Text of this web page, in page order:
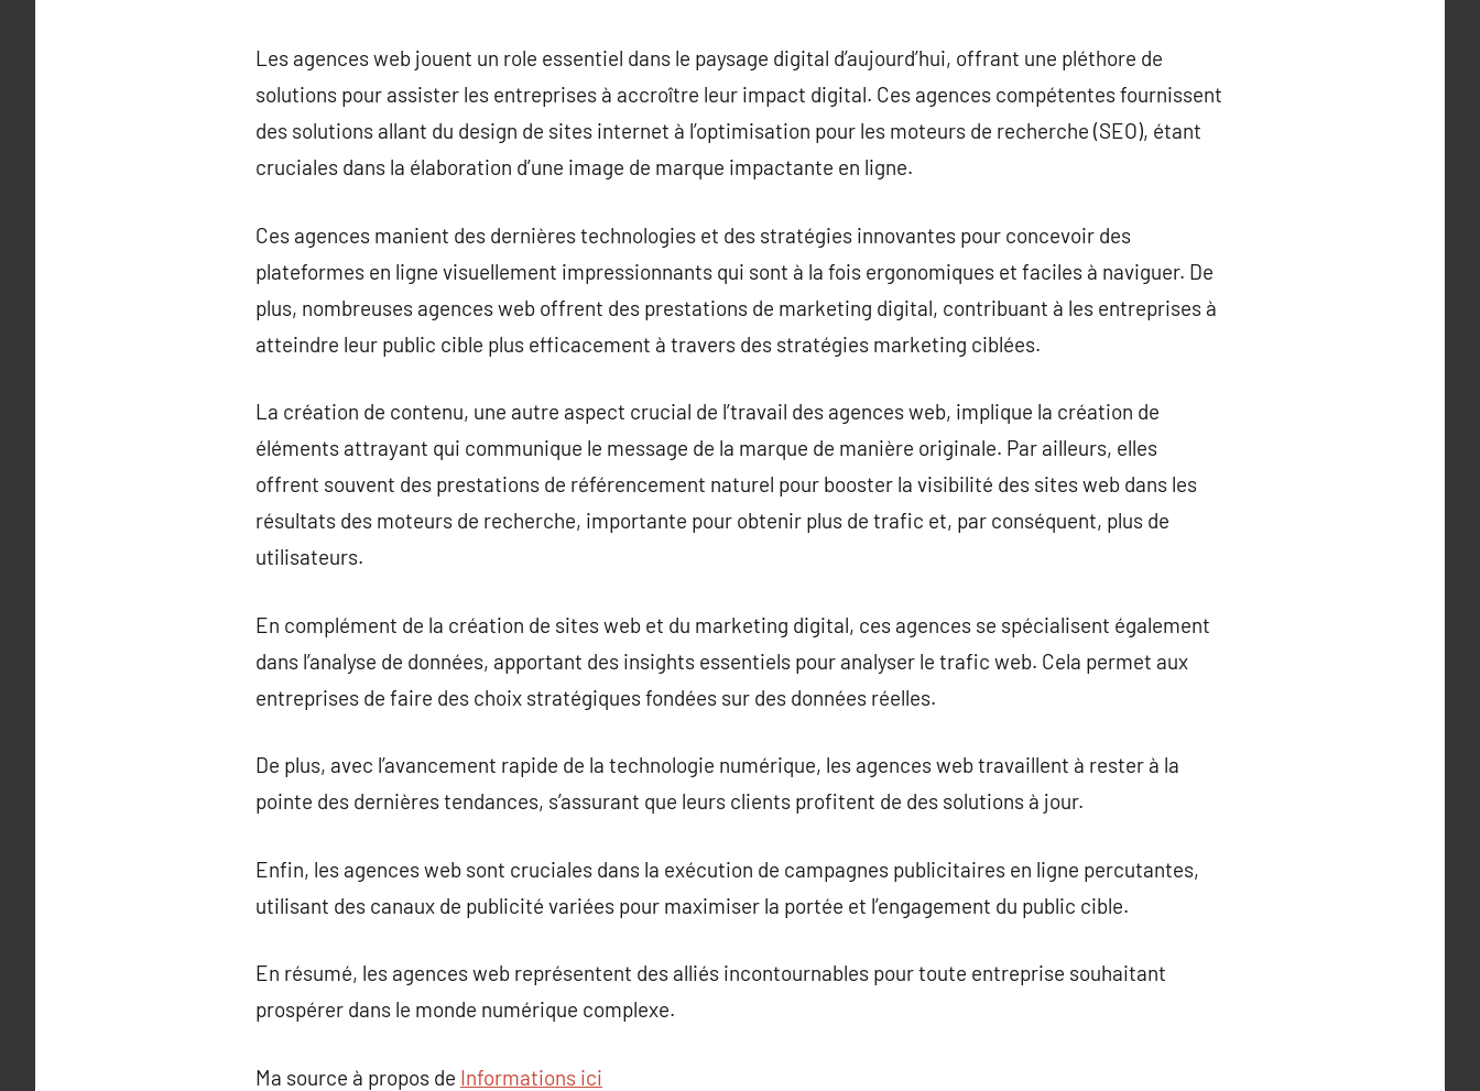
Les agences web jouent un role essentiel dans le paysage digital d’aujourd’hui, offrant une pléthore de
solutions pour assister les entreprises à accroître leur impact digital. Ces agences compétentes fournissent
des solutions allant du design de sites internet à l’optimisation pour les moteurs de recherche (SEO), étant
cruciales dans la élaboration d’une image de marque impactante en ligne.
Ces agences manient des dernières technologies et des stratégies innovantes pour concevoir des
plateformes en ligne visuellement impressionnants qui sont à la fois ergonomiques et faciles à naviguer. De
plus, nombreuses agences web offrent des prestations de marketing digital, contribuant à les entreprises à
atteindre leur public cible plus efficacement à travers des stratégies marketing ciblées.
La création de contenu, une autre aspect crucial de l’travail des agences web, implique la création de
éléments attrayant qui communique le message de la marque de manière originale. Par ailleurs, elles
offrent souvent des prestations de référencement naturel pour booster la visibilité des sites web dans les
résultats des moteurs de recherche, importante pour obtenir plus de trafic et, par conséquent, plus de
utilisateurs.
En complément de la création de sites web et du marketing digital, ces agences se spécialisent également
dans l’analyse de données, apportant des insights essentiels pour analyser le trafic web. Cela permet aux
entreprises de faire des choix stratégiques fondées sur des données réelles.
De plus, avec l’avancement rapide de la technologie numérique, les agences web travaillent à rester à la
pointe des dernières tendances, s’assurant que leurs clients profitent de des solutions à jour.
Enfin, les agences web sont cruciales dans la exécution de campagnes publicitaires en ligne percutantes,
utilisant des canaux de publicité variées pour maximiser la portée et l’engagement du public cible.
En résumé, les agences web représentent des alliés incontournables pour toute entreprise souhaitant
prospérer dans le monde numérique complexe.
Ma source à propos de Informations ici